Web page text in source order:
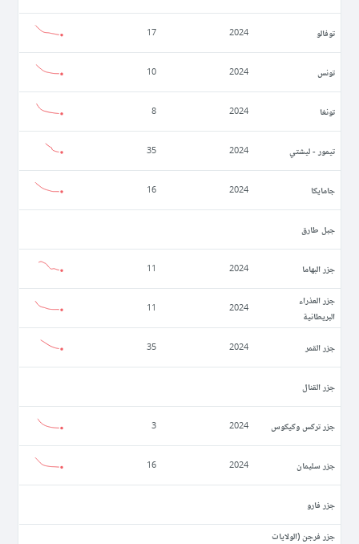
توفالو 2024
17
تونس 2024
10
تونغا 2024
8
تيمور - ليشتي 2024
35
جامايكا 2024
16
جبل طارق
جزر البهاما 2024
11
جزر العذراء
البريطانية
2024
11
جزر القمر 2024
35
جزر القنال
جزر تركس وكيكوس 2024
3
جزر سليمان 2024
16
جزر فارو
جزر فرجن (الولايات